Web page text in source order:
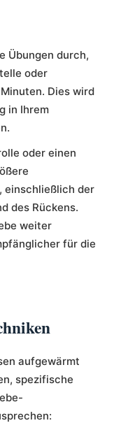
Übungen durch,
oder
Dies wird
in Ihrem
oder einen
einschließlich der
des Rückens.
weiter
für die
aufgewärmt
spezifische